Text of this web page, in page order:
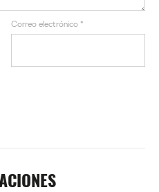
Correo electrónico *